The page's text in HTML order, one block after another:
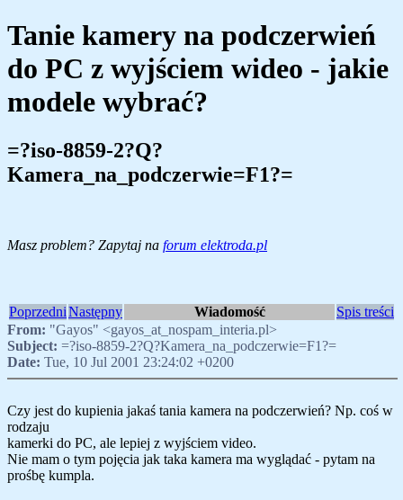
Tanie kamery na podczerwień
do PC z wyjściem wideo - jakie
modele wybrać?
=?iso-8859-2?Q?
Kamera_na_podczerwie=F1?=
Masz problem? Zapytaj na forum elektroda.pl
PoprzedniNastępny Wiadomość
Spis treści
From: "Gayos" <gayos_at_nospam_interia.pl>
Subject: =?iso-8859-2?Q?Kamera_na_podczerwie=F1?=
Date: Tue, 10 Jul 2001 23:24:02 +0200
Czy jest do kupienia jakaś tania kamera na podczerwień? Np. coś w
rodzaju
kamerki do PC, ale lepiej z wyjściem video.
Nie mam o tym pojęcia jak taka kamera ma wyglądać - pytam na
prośbę kumpla.